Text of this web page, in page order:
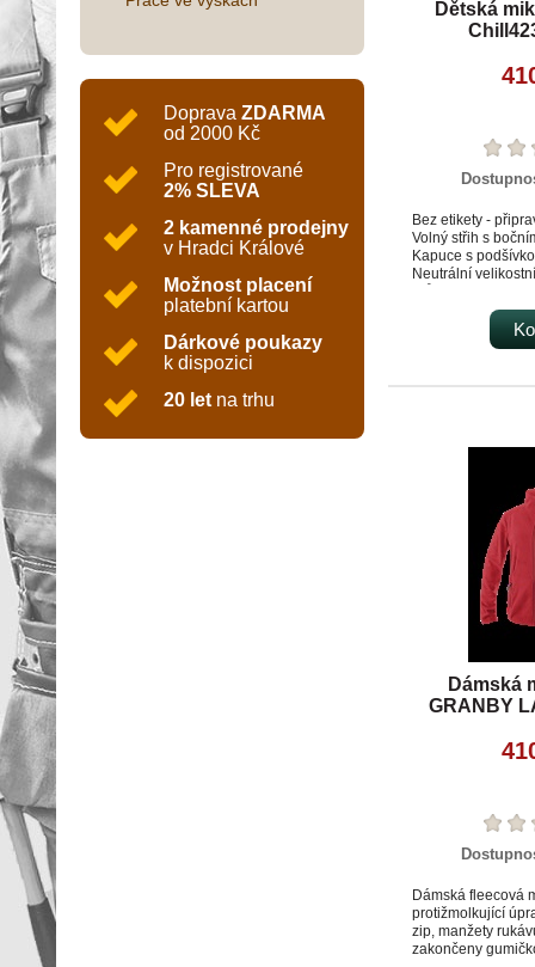
Doprava ZDARMA
od 2000 Kč
Pro registrované
2% SLEVA
2 kamenné prodejny
v Hradci Králové
Možnost placení
platební kartou
Dárkové poukazy
k dispozici
20 let na trhu
Dětská
Bez etikety -
Volný střih s
Kapuce s
Neutrální
Vnitřní část
Nízkohlavicové
Dámská
GRANBY
Dámská fleecová
protižmolkující
zip, manžety
zakončeny